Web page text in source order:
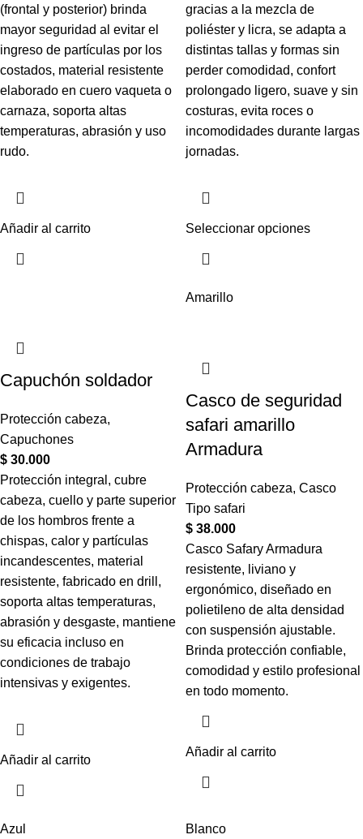
(frontal y posterior) brinda
mayor seguridad al evitar el
ingreso de partículas por los
costados, material resistente
elaborado en cuero vaqueta o
carnaza, soporta altas
temperaturas, abrasión y uso
rudo.
Añadir al carrito
gracias a la mezcla de
poliéster y licra, se adapta a
distintas tallas y formas sin
perder comodidad, confort
prolongado ligero, suave y sin
costuras, evita roces o
incomodidades durante largas
jornadas.
Seleccionar opciones
Capuchón soldador
Protección cabeza,
Capuchones
$ 30.000
Protección integral, cubre
cabeza, cuello y parte superior
de los hombros frente a
chispas, calor y partículas
incandescentes, material
resistente, fabricado en drill,
soporta altas temperaturas,
abrasión y desgaste, mantiene
su eficacia incluso en
condiciones de trabajo
intensivas y exigentes.
Añadir al carrito
Amarillo
Casco de seguridad
safari amarillo
Armadura
Protección cabeza, Casco
Tipo safari
$ 38.000
Casco Safary Armadura
resistente, liviano y
ergonómico, diseñado en
polietileno de alta densidad
con suspensión ajustable.
Brinda protección confiable,
comodidad y estilo profesional
en todo momento.
Añadir al carrito
Azul Blanco